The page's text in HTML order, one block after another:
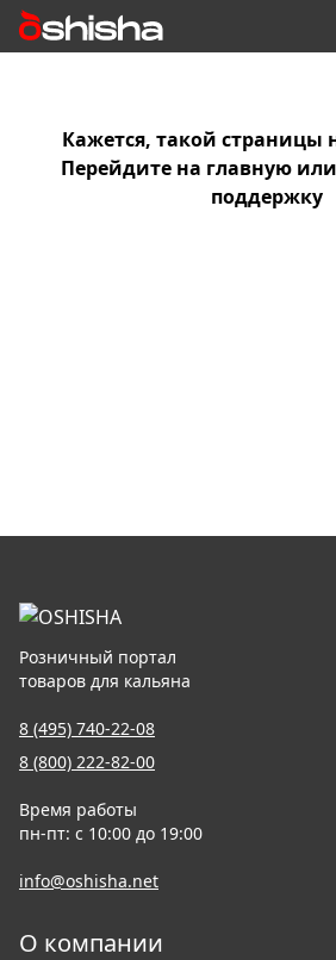
Кажется, такой страницы
Перейдите на главнуюили
поддержку
Розничный портал
товаров для кальяна
8 (495) 740-22-08
8 (800) 222-82-00
Время работы
пн-пт: с 10:00 до 19:00
info@oshisha.net
О компании